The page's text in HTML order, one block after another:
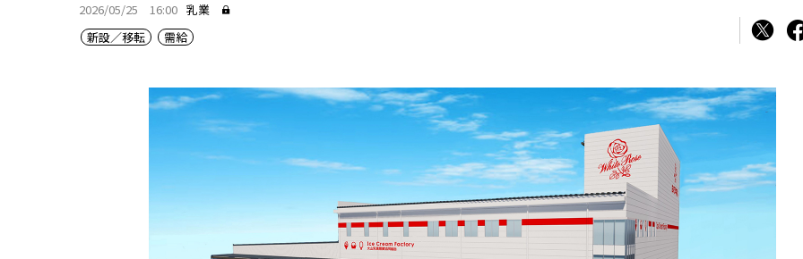
2026/05/25 16:00 乳業
新設／移転
需給